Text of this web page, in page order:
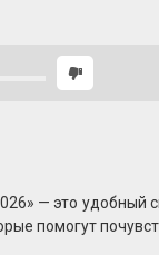
— это удобный
помогут
блокбастеры с